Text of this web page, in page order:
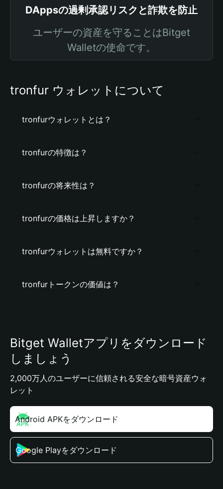
DAppsの過剰承認リスクと詐欺を防止
ユーザーの資産を守ることはBitget
Walletの使命です。
tronfur ウォレットについて
tronfurウォレットとは？
tronfurの特徴は？
tronfurの将来性は？
tronfurの価格は上昇しますか？
tronfurウォレットは無料ですか？
tronfurトークンの価値は？
Bitget Walletアプリをダウンロード
しましょう
2,000万人のユーザーに信頼される安全な暗号資産ウォ
レット
Android APKをダウンロード
Google Playをダウンロード